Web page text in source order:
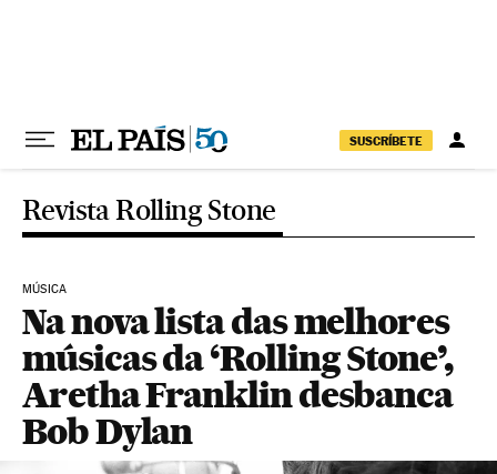
SUSCRÍBETE
Revista Rolling Stone
MÚSICA
Na nova lista das melhores
músicas da ‘Rolling Stone’,
Aretha Franklin desbanca
Bob Dylan